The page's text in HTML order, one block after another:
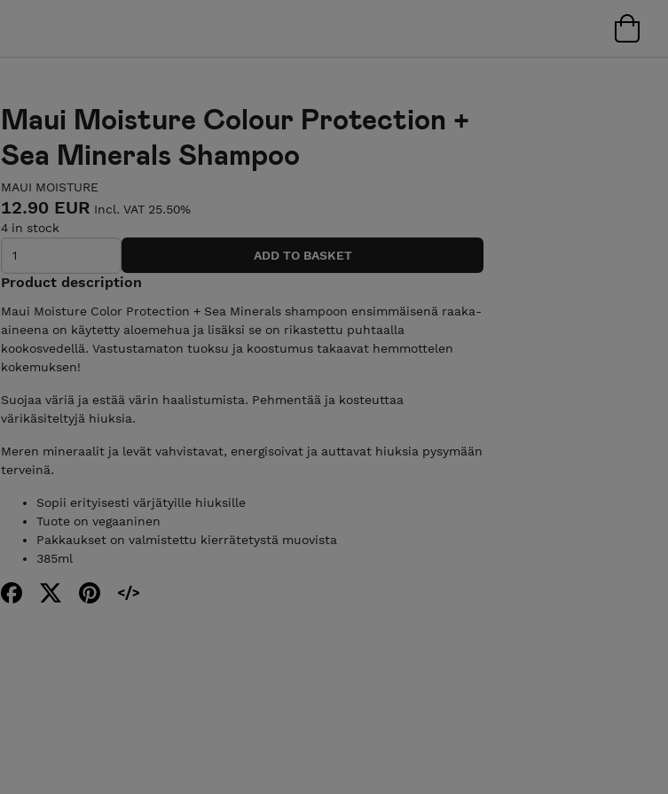
Maui Moisture Colour Protection +
Sea Minerals Shampoo
MAUI MOISTURE
12.90 EUR Incl. VAT 25.50%
4 in stock
Product description
Maui Moisture Color Protection + Sea Minerals shampoon ensimmäisenä raaka-
aineena on käytetty aloemehua ja lisäksi se on rikastettu puhtaalla
kookosvedellä. Vastustamaton tuoksu ja koostumus takaavat hemmottelen
kokemuksen!
Suojaa väriä ja estää värin haalistumista. Pehmentää ja kosteuttaa
värikäsiteltyjä hiuksia.
Meren mineraalit ja levät vahvistavat, energisoivat ja auttavat hiuksia pysymään
terveinä.
Sopii erityisesti värjätyille hiuksille
Tuote on vegaaninen
Pakkaukset on valmistettu kierrätetystä muovista
385ml